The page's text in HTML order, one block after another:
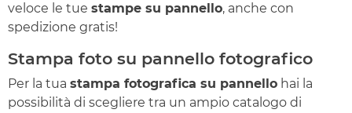
veloce le tue stampe su pannello, anche con
spedizione gratis!
Stampa foto su pannello fotografico
Per la tua stampa fotografica su pannello hai la
possibilità di scegliere tra un ampio catalogo di